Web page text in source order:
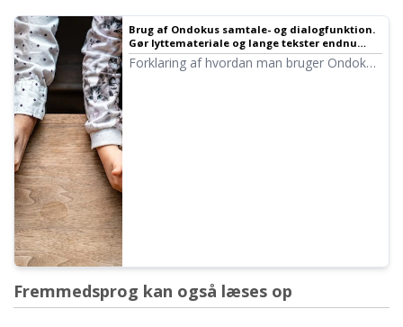
Brug af Ondokus samtale- og dialogfunktion.
Gør lyttemateriale og lange tekster endnu
mere praktiske med stemmesyntese! | Tekst-
til-tale-software Ondoku
Forklaring af hvordan man bruger Ondokus
Fremmedsprog kan også læses op